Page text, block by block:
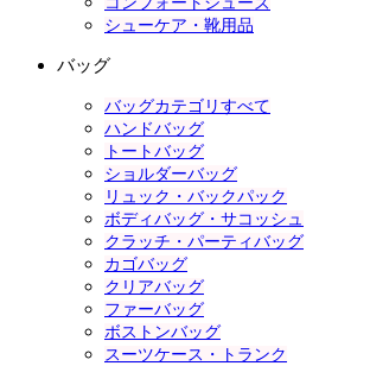
シューケア・靴用品
バッグ
バッグカテゴリすべて
ハンドバッグ
トートバッグ
ショルダーバッグ
リュック・バックパック
ボディバッグ・サコッシュ
クラッチ・パーティバッグ
カゴバッグ
クリアバッグ
ファーバッグ
ボストンバッグ
スーツケース・トランク